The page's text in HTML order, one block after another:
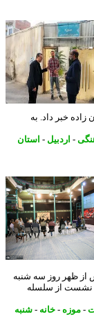
خبر داد. به
-اردبیل -استان
روز سه شنبه
از سلسله
-خانه -شنبه